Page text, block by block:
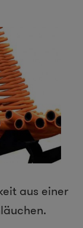
aus einer